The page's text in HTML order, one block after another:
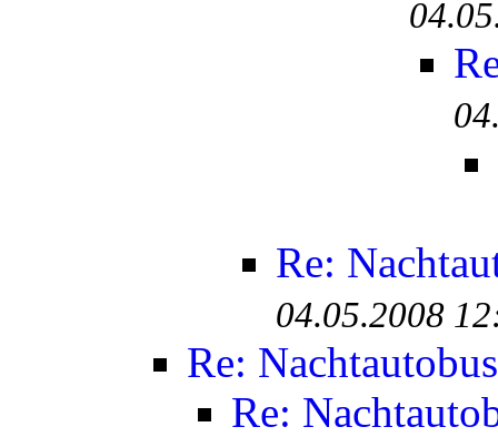
Re:
04.05.2008
Re: Nachtautobus
Re: